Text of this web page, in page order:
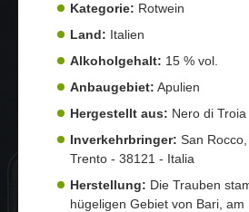
Kategorie: Rotwein
Land: Italien
Alkoholgehalt: 15 % vol.
Anbaugebiet: Apulien
Hergestellt aus: Nero di Troia
Inverkehrbringer: San
Trento - 38121 - Italia
Herstellung: Die Trauben
hügeligen Gebiet von Bari,